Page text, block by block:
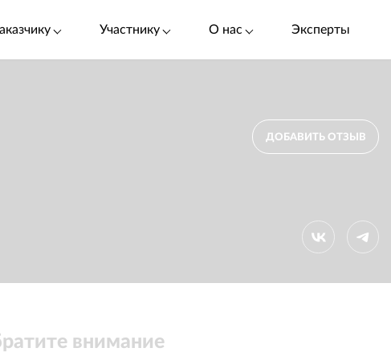
Участнику О нас Эксперты
ДОБАВИТЬ ОТЗЫВ
внимание